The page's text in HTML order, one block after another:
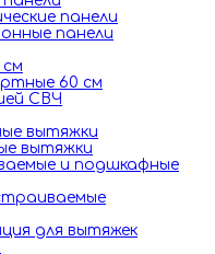
панели
панели
см
60 см
СВЧ
вытяжки
вытяжки
и подшкафные
для вытяжек